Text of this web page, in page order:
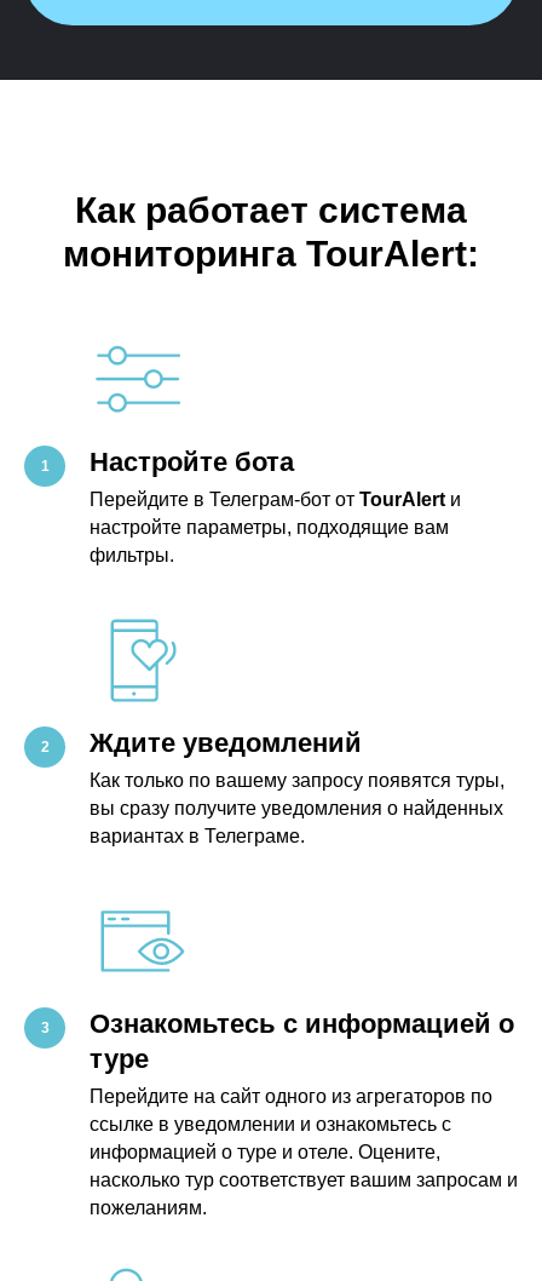
Как работает система
мониторинга TourAlert:
Настройте бота
Перейдите в Телеграм-бот от TourAlert и
настройте параметры, подходящие вам
фильтры.
Ждите уведомлений
Как только по вашему запросу появятся туры,
вы сразу получите уведомления о найденных
вариантах в Телеграме.
Ознакомьтесь с информацией о
туре
Перейдите на сайт одного из агрегаторов по
ссылке в уведомлении и ознакомьтесь с
информацией о туре и отеле. Оцените,
насколько тур соответствует вашим запросам и
пожеланиям.